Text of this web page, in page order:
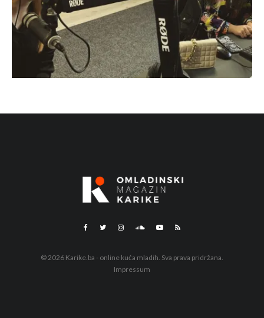
© 2026 Karike.ba - online kuća mladih. Sva prava pridržana.
Impressum